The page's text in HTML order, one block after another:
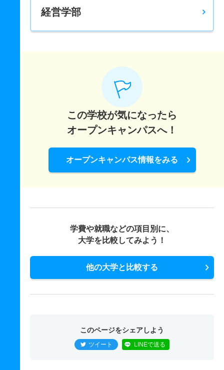
経営学部
この学校が気になったら
オープンキャンパスへ！
オープンキャンパス情報をみる
学費や就職などの項目別に、
大学を比較してみよう！
他の大学と比較する
このページをシェアしよう
ツイート LINEで送る